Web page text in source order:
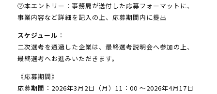
②本エントリー：事務局が送付した応募フォーマットに、
事業内容など詳細を記入の上、応募期間内に提出
スケジュール ：
二次選考を通過した企業は、最終選考説明会へ参加の上、
最終選考へお進みいただきます。
《応募期間》
応募期間：2026年3月2日（月）11：00 ～2026年4月17日